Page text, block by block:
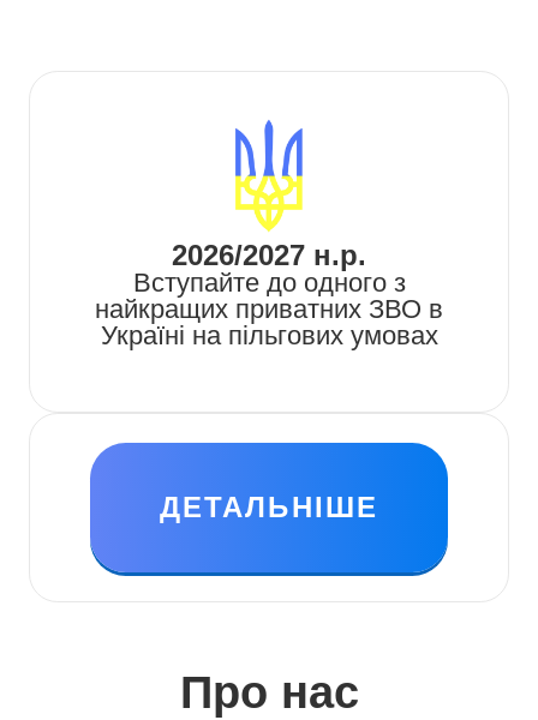
2026/2027 н.р.
Вступайте до одного з
найкращих приватних ЗВО в
Україні на пільгових умовах
ДЕТАЛЬНІШЕ
Про нас